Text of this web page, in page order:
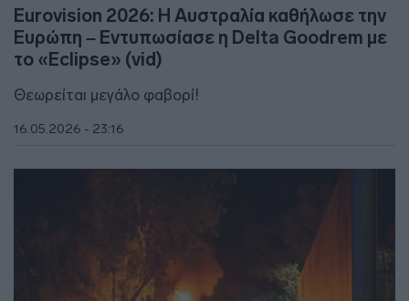
Eurovision 2026: Η Αυστραλία καθήλωσε την
Ευρώπη – Εντυπωσίασε η Delta Goodrem με
το «Eclipse» (vid)
Θεωρείται μεγάλο φαβορί!
16.05.2026 - 23:16